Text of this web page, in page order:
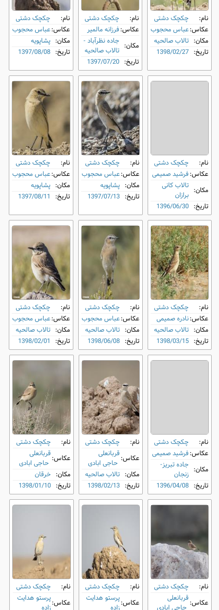
نام:
چکچک دشتی
عکاس:عباس محجوب
مکان: تالاب صالحیه
تاریخ: 1398/02/27
نام:
چکچک دشتی
عکاس:فرزانه مالمیر
مکان: جاده نظرآباد -
تالاب صالحیه
تاریخ: 1397/07/20
نام:
چکچک دشتی
عکاس:عباس محجوب
مکان: پشاپویه
تاریخ: 1397/08/08
نام:
چکچک دشتی
عکاس:فرشید صمیمی
مکان: تالاب کانی
برازان
تاریخ: 1396/06/30
نام:
چکچک دشتی
عکاس:عباس محجوب
مکان: پشاپویه
تاریخ: 1397/07/13
نام:
چکچک دشتی
عکاس:عباس محجوب
مکان: پشاپویه
تاریخ: 1397/08/11
نام:
چکچک دشتی
عکاس:نادره صمیمی
مکان: تالاب صالحیه
تاریخ: 1398/03/15
نام:
چکچک دشتی
عکاس:عباس محجوب
مکان: تالاب صالحیه
تاریخ: 1398/06/08
نام:
چکچک دشتی
عکاس:عباس محجوب
مکان: تالاب صالحیه
تاریخ: 1398/02/01
نام:
چکچک دشتی
عکاس:فرشید صمیمی
مکان: جاده تبریز-
زنجان
تاریخ: 1396/04/08
نام:
چکچک دشتی
عکاس:قربانعلی
حاجی ابادی
مکان: تالاب صالحیه
تاریخ: 1398/02/13
نام:
چکچک دشتی
عکاس:قربانعلی
حاجی ابادی
مکان: خرقان
تاریخ: 1398/01/10
نام:
چکچک دشتی
عکاس:قربانعلی
نام:
چکچک دشتی
عکاس:پرستو هدایت
نام:
چکچک دشتی
عکاس:پرستو هدایت